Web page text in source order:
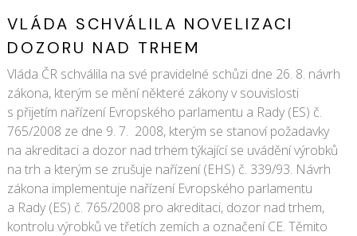
VLÁDA SCHVÁLILA NOVELIZACI
DOZORU NAD TRHEM
Vláda ČR schválila na své pravidelné schůzi dne 26. 8. návrh
zákona, kterým se mění některé zákony v souvislosti
s přijetím nařízení Evropského parlamentu a Rady (ES) č.
765/2008 ze dne 9. 7. 2008, kterým se stanoví požadavky
na akreditaci a dozor nad trhem týkající se uvádění výrobků
na trh a kterým se zrušuje nařízení (EHS) č. 339/93. Návrh
zákona implementuje nařízení Evropského parlamentu
a Rady (ES) č. 765/2008 pro akreditaci, dozor nad trhem,
kontrolu výrobků ve třetích zemích a označení CE. Těmito